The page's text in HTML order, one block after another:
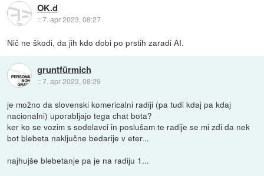
OK.d
::7. apr 2023, 08:27
Nič ne škodi, da jih kdo dobi po prstih zaradi AI.
gruntfürmich
::7. apr 2023, 08:29
je možno da slovenski komericalni radiji (pa tudi kdaj pa kdaj
nacionalni) uporabljajo tega chat bota?
ker ko se vozim s sodelavci in poslušam te radije se mi zdi da nek
bot blebeta naključne bedarije v eter...
najhujše blebetanje pa je na radiju 1...